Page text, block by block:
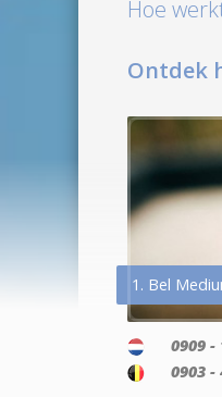
Hoe
Ontdek
1. Bel
0909 -
0903 -